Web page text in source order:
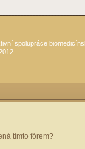
spolupráce
tímto fórem?